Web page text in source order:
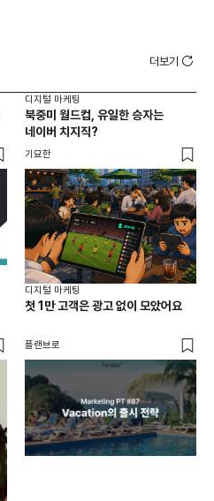
더보기
디지털 마케팅
북중미 월드컵, 유일한 승자는
네이버 치지직?
기묘한
디지털 마케팅
첫 1만 고객은 광고 없이 모았어요
플랜브로